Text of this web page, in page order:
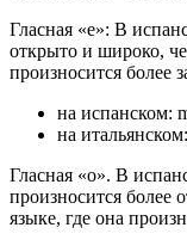
Гласная «e»: В
открыто и широко,
произносится более
на испанском:
на
Гласная «o». В
произносится более
языке, где она